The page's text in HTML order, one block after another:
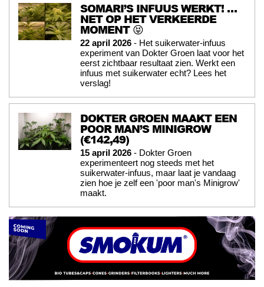
SOMARI’S INFUUS WERKT! …
NET OP HET VERKEERDE
MOMENT 😝
22 april 2026 - Het suikerwater-infuus
experiment van Dokter Groen laat voor het
eerst zichtbaar resultaat zien. Werkt een
infuus met suikerwater echt? Lees het
verslag!
DOKTER GROEN MAAKT EEN
POOR MAN’S MINIGROW
(€142,49)
15 april 2026 - Dokter Groen
experimenteert nog steeds met het
suikerwater-infuus, maar laat je vandaag
zien hoe je zelf een 'poor man's Minigrow'
maakt.